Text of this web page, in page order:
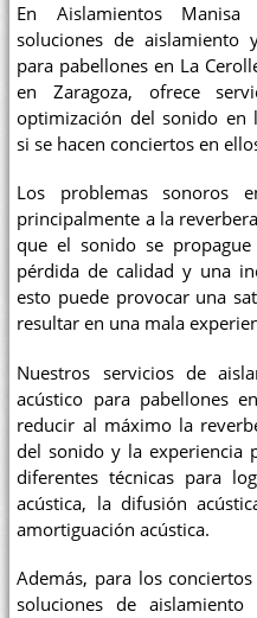
En Aislamientos
soluciones de aislamiento
para pabellones en La
en Zaragoza, ofrece
optimización del sonido en
si se hacen conciertos en
Los problemas sonoros
principalmente a la
que el sonido se
pérdida de calidad y una
esto puede provocar una
resultar en una mala
Nuestros servicios de
acústico para pabellones
reducir al máximo la
del sonido y la experiencia
diferentes técnicas para
acústica, la difusión
amortiguación acústica.
Además, para los
soluciones de